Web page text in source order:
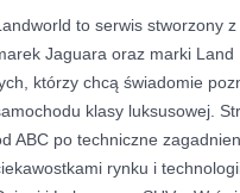
to serwis stworzony
Jaguara oraz marki Land
którzy chcą świadomie
klasy luksusowej.
ABC po techniczne
rynku i